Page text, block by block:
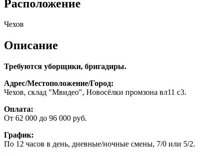
Расположение
Чехов
Описание
Требуются уборщики, бригадиры.
Адрес/Местоположение/Город:
Чехов, склад "Мвидео", Новосёлки промзона вл11 с3.
Оплата:
От 62 000 до 96 000 руб.
График:
По 12 часов в день, дневные/ночные смены, 7/0 или 5/2.